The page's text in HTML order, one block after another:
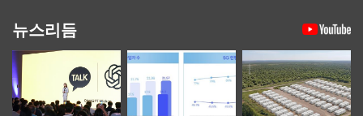
뉴스리듬